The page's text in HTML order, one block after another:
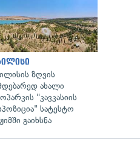
ზღვის
ახალი
"კავკასიის
სატესტო
გაიხსნა